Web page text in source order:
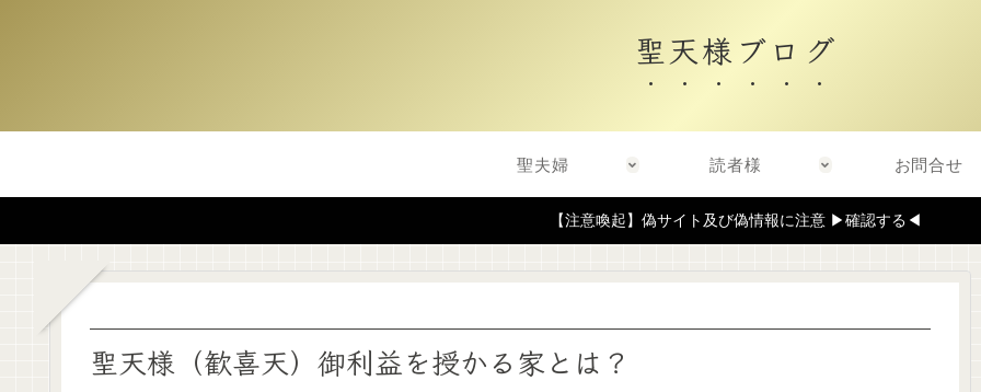
聖天様ブログ
聖夫婦 読者様 お問合せ
【注意喚起】偽サイト及び偽情報に注意 ▶確認する◀
聖天様（歓喜天）御利益を授かる家とは？